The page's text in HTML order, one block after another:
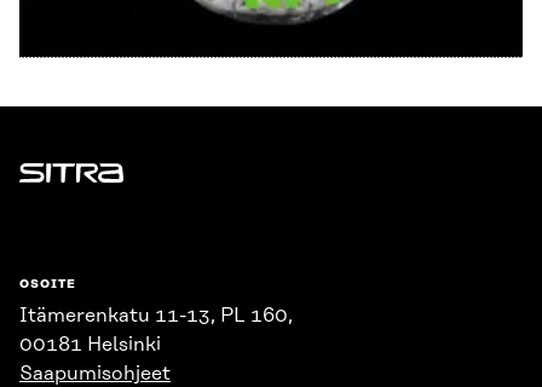
Sitra
OSOITE
Itämerenkatu 11-13, PL 160,
00181 Helsinki
Saapumisohjeet